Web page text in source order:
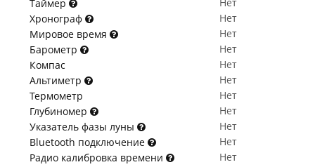
Таймер
Хронограф
Нет
Мировое время
Нет
Барометр
Нет
Компас
Нет
Альтиметр
Нет
Термометр
Нет
Глубиномер
Нет
Указатель фазы луны
Нет
Bluetooth подключение
Нет
Радио калибровка времени
Нет